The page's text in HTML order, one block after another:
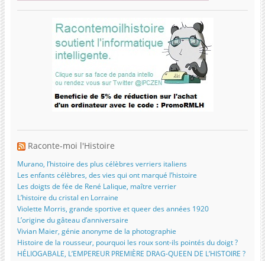
Raconte-moi l'Histoire
Murano, l’histoire des plus célèbres verriers italiens
Les enfants célèbres, des vies qui ont marqué l’histoire
Les doigts de fée de René Lalique, maître verrier
L’histoire du cristal en Lorraine
Violette Morris, grande sportive et queer des années 1920
L’origine du gâteau d’anniversaire
Vivian Maier, génie anonyme de la photographie
Histoire de la rousseur, pourquoi les roux sont-ils pointés du doigt ?
HÉLIOGABALE, L’EMPEREUR PREMIÈRE DRAG-QUEEN DE L’HISTOIRE ?